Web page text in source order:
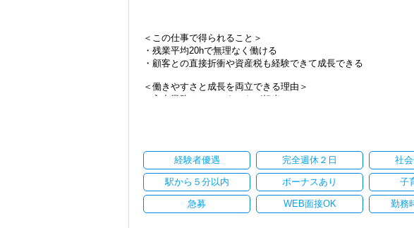
＜この仕事で得られること＞
・残業平均20hで無理なく働ける
・顧客との直接折衝や資産税も経験できて成長できる
＜働きやすさと成長を両立できる理由＞
・入力業務はアシスタントが担当
・顧客と直接折衝する機会が豊富
・経験値が自然と積み上がる環境
＜働きやすい環境＞
・有給取得率90％以上
・年間休日125日以上
経験者優遇 完全週休２日 社
駅から５分以内 ボーナスあり 子
急募 WEB面接OK 勤務